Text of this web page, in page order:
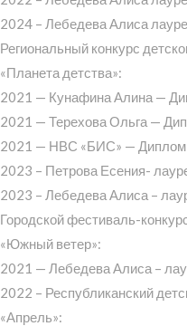
2024 – Лебедева Алиса
Региональный конкурс
«Планета детства»:
2021 — Кунафина Алина —
2021 — Терехова Ольга —
2021 — НВС «БИС» — Диплом
2023 – Петрова Есения-
2023 – Лебедева Алиса –
Городской фестиваль-
«Южный ветер»:
2021 — Лебедева Алиса –
2022 – Республиканский
«Апрель»: